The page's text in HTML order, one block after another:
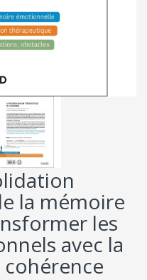
la mémoire
les
avec la